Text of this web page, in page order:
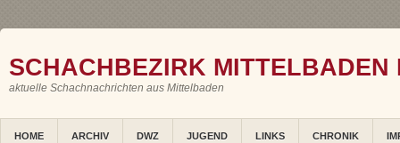
SCHACHBEZIRK MITTELBADEN
aktuelle Schachnachrichten aus Mittelbaden
HOME ARCHIV DWZ JUGEND LINKS CHRONIK